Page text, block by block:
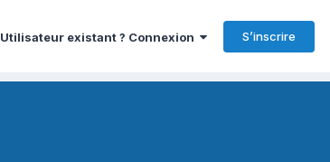
Utilisateur existant ? Connexion S’inscrire